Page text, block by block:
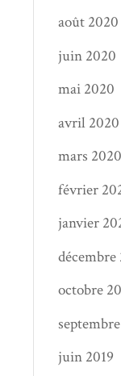
août 2020
juin 2020
mai 2020
avril 2020
mars 2020
février
janvier
décembre
octobre
juin 2019